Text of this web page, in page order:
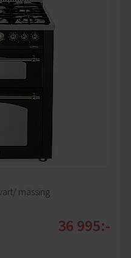
mässing
36 995:-